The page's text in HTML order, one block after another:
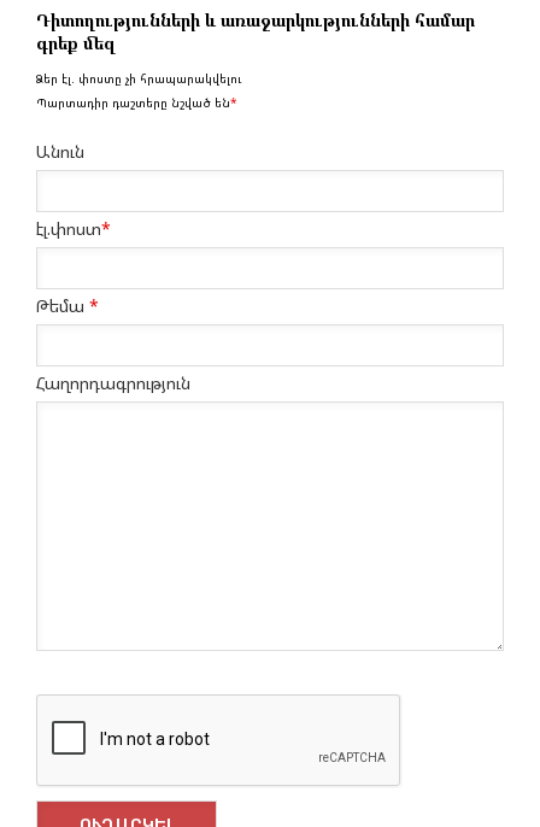
Դիտողությունների և առաջարկությունների համար
գրեք մեզ
Ձեր էլ. փոստը չի հրապարակվելու
Պարտադիր դաշտերը նշված են*
Անուն
էլ.փոստ*
Թեմա *
Հաղորդագրություն